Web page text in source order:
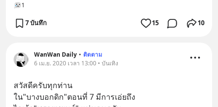
1
7 บันทึก 15 10
WanWan Daily • ติดตาม
6 เม.ย. 2020 เวลา 13:00 • บันเทิง
สวัสดีครับทุกท่าน
ใน"บางบอกดิก"ตอนที่ 7 มีการเอ่ยถึง